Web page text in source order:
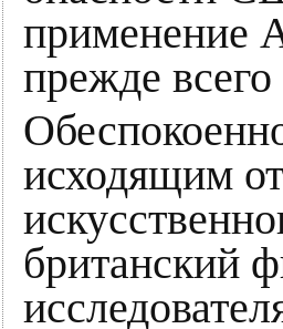
применение
прежде
исходящим
британский